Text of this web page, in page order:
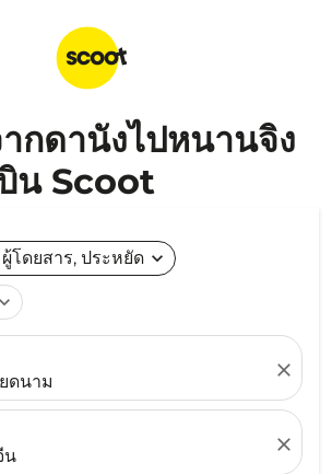
กดานังไปหนานจิง
น Scoot
ผู้โดยสาร, ประหยัด expand_more
expand_more
ดนาม
close
น
close